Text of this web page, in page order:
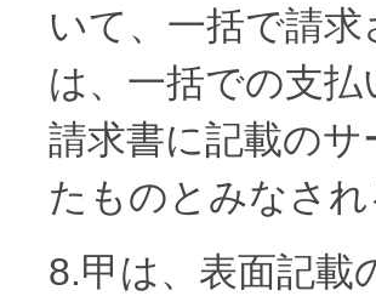
いて、一括で請
は、一括での支
請求書に記載の
たものとみなさ
8.甲は、表面記載